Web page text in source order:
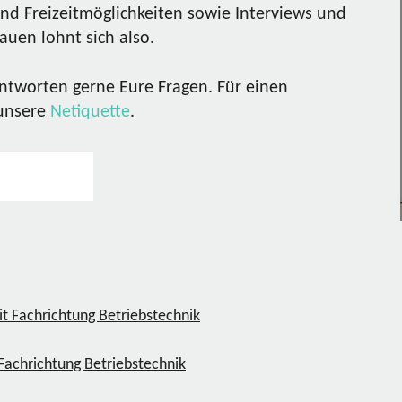
Freizeitmöglichkeiten sowie Interviews und
lohnt sich also.
gerne Eure Fragen. Für einen
Netiquette.
Betriebstechnik